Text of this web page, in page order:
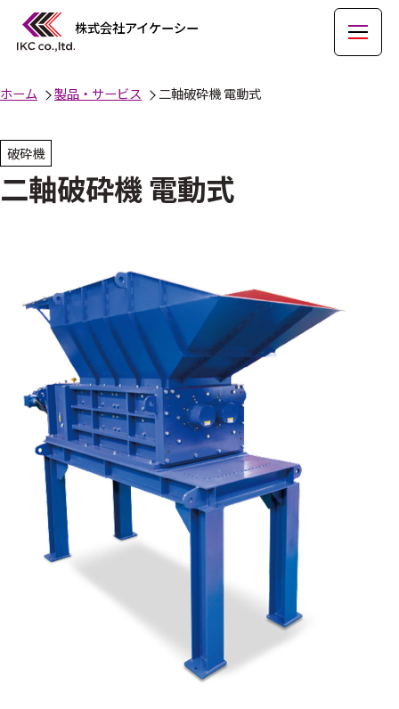
株式会社アイケーシー
ホーム 製品・サービス 二軸破砕機 電動式
破砕機
二軸破砕機 電動式